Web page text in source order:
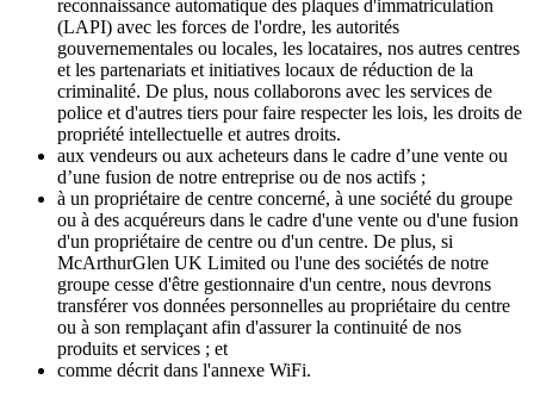
reconnaissance automatique des plaques d'immatriculation
(LAPI) avec les forces de l'ordre, les autorités
gouvernementales ou locales, les locataires, nos autres centres
et les partenariats et initiatives locaux de réduction de la
criminalité. De plus, nous collaborons avec les services de
police et d'autres tiers pour faire respecter les lois, les droits de
propriété intellectuelle et autres droits.
aux vendeurs ou aux acheteurs dans le cadre d’une vente ou
d’une fusion de notre entreprise ou de nos actifs ;
à un propriétaire de centre concerné, à une société du groupe
ou à des acquéreurs dans le cadre d'une vente ou d'une fusion
d'un propriétaire de centre ou d'un centre. De plus, si
McArthurGlen UK Limited ou l'une des sociétés de notre
groupe cesse d'être gestionnaire d'un centre, nous devrons
transférer vos données personnelles au propriétaire du centre
ou à son remplaçant afin d'assurer la continuité de nos
produits et services ; et
comme décrit dans l'annexe WiFi.